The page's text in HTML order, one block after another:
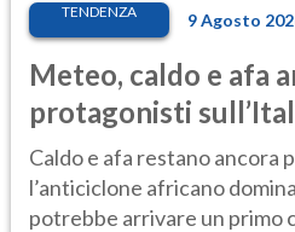
TENDENZA 9 Agosto
Meteo, caldo e afa
protagonisti
Caldo e afa restano ancora
l’anticiclone africano
potrebbe arrivare un primo